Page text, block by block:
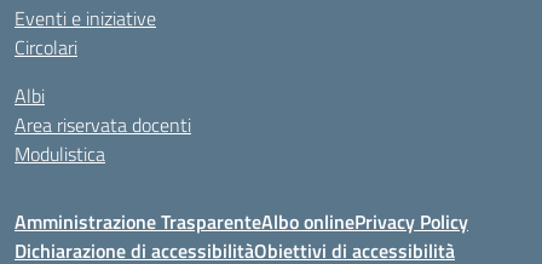
Eventi e iniziative
Circolari
Albi
Area riservata docenti
Modulistica
Amministrazione TrasparenteAlbo onlinePrivacy Policy
Dichiarazione di accessibilitàObiettivi di accessibilità